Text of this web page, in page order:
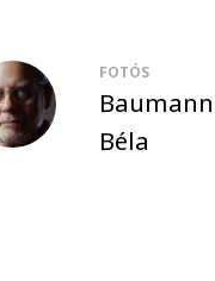
FOTÓS
Baumann
Béla